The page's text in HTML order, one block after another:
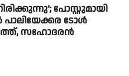
പോസ്റ്റുമായി
ടോൾ
സഹോദരൻ